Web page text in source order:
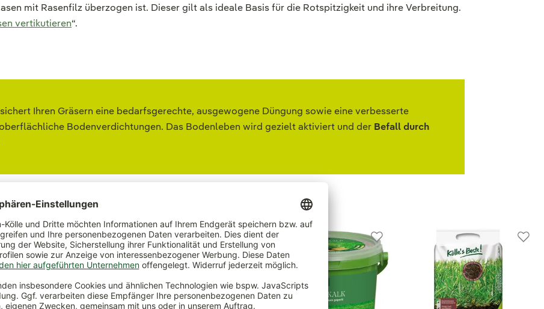
mit Rasenfilz überzogen ist. Dieser gilt als ideale Basis für die Rotspitzigkeit und ihre Verbreitung.
vertikutieren“.
sichert Ihren Gräsern eine bedarfsgerechte, ausgewogene Düngung sowie eine verbesserte
Bodenverdichtungen. Das Bodenleben wird gezielt aktiviert und der Befall durch